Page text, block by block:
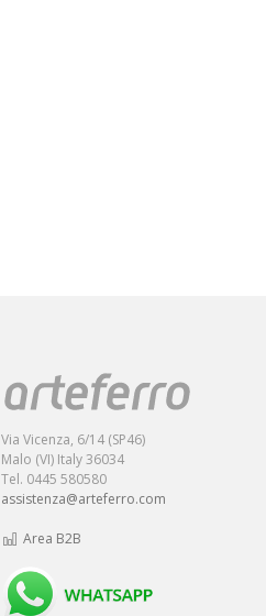
Via Vicenza, 6/14 (SP46)
Malo (VI) Italy 36034
Tel. 0445 580580
assistenza@arteferro.com
Area B2B